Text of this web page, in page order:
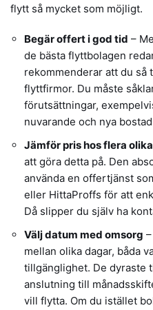
flytt så mycket som möjligt.
Begär offert i god tid –
de bästa flyttbolagen
rekommenderar att du
flyttfirmor. Du måste
förutsättningar,
nuvarande och nya
Jämför pris hos flera
att göra detta på. Den
använda en offertjänst
eller HittaProffs för att
Då slipper du själv ha
Välj datum med omsorg
mellan olika dagar, båda
tillgänglighet. De dyraste
anslutning till
vill flytta. Om du istället